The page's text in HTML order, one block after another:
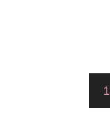
1